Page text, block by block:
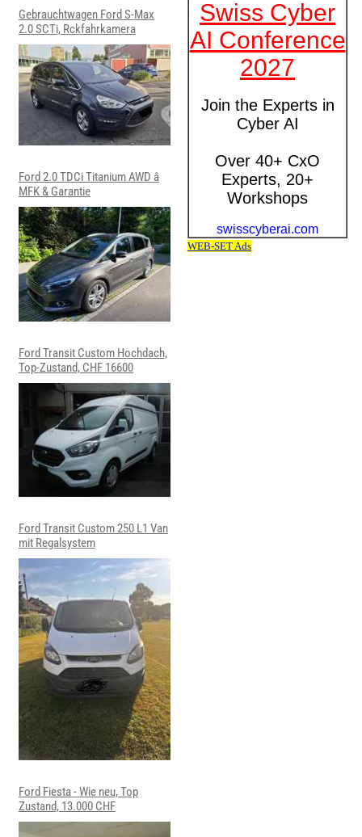
Gebrauchtwagen Ford S-Max
2.0 SCTi, Rckfahrkamera
Ford 2.0 TDCi Titanium AWD â
MFK & Garantie
Ford Transit Custom Hochdach,
Top-Zustand, CHF 16600
Ford Transit Custom 250 L1 Van
mit Regalsystem
Ford Fiesta - Wie neu, Top
Zustand, 13.000 CHF